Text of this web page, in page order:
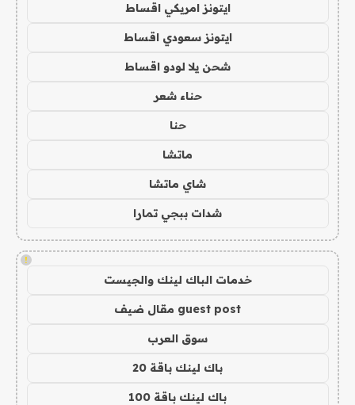
ايتونز امريكي اقساط
ايتونز سعودي اقساط
شحن يلا لودو اقساط
حناء شعر
حنا
ماتشا
شاي ماتشا
شدات ببجي تمارا
!
خدمات الباك لينك والجيست
guest post مقال ضيف
سوق العرب
باك لينك باقة 20
باك لينك باقة 100